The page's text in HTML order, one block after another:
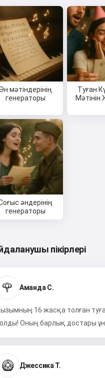
мәтіндерінің
генераторы
Туған
әндерінің
генераторы
пікірлері
🌹 Аманда С.
16 жасқа толған
Оның барлық достары
🥝 Джессика Т.